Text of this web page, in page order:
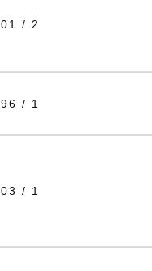
/ 2
/ 1
/ 1